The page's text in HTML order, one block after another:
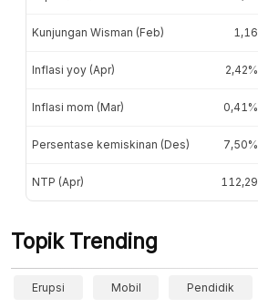
Kunjungan Wisman (Feb) 1,16
Inflasi yoy (Apr) 2,42%
Inflasi mom (Mar) 0,41%
Persentase kemiskinan (Des) 7,50%
NTP (Apr) 112,29
Topik Trending
Erupsi Mobil Pendidik